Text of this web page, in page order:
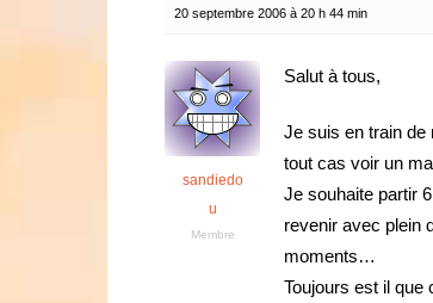
20 septembre 2006 à 20 h 44 min
sandiedo
u
Membre
Salut à tous,
Je suis en train de
tout cas voir un
Je souhaite partir
revenir avec plein
moments…
Toujours est il que